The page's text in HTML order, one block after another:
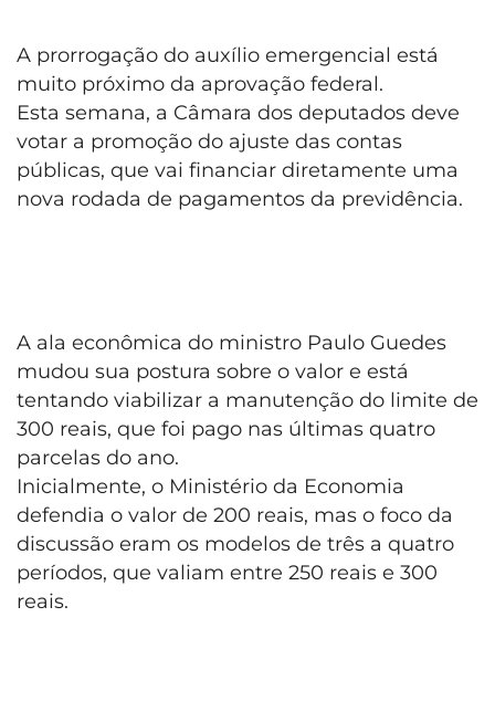
A prorrogação do auxílio emergencial está
muito próximo da aprovação federal.
Esta semana, a Câmara dos deputados deve
votar a promoção do ajuste das contas
públicas, que vai financiar diretamente uma
nova rodada de pagamentos da previdência.
A ala econômica do ministro Paulo Guedes
mudou sua postura sobre o valor e está
tentando viabilizar a manutenção do limite de
300 reais, que foi pago nas últimas quatro
parcelas do ano.
Inicialmente, o Ministério da Economia
defendia o valor de 200 reais, mas o foco da
discussão eram os modelos de três a quatro
períodos, que valiam entre 250 reais e 300
reais.